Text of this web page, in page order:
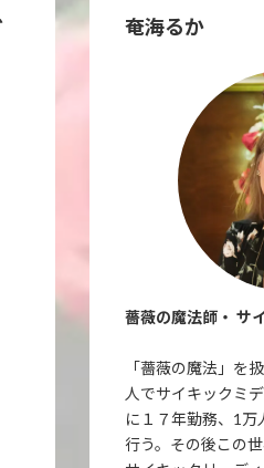
奄海るか
薔薇の魔法師・ サ
「薔薇の魔法」を
人でサイキックミ
に１７年勤務、1万
行う。その後この世